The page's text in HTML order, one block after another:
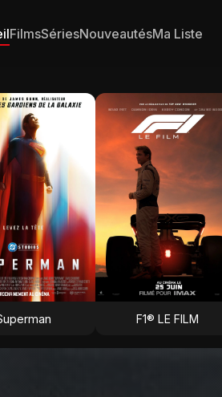
FilmsSériesNouveautésMa Liste
F1® LE FILM